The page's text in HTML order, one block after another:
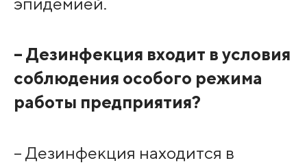
– Дезинфекция входит в условия
соблюдения особого режима
работы предприятия?
– Дезинфекция находится в